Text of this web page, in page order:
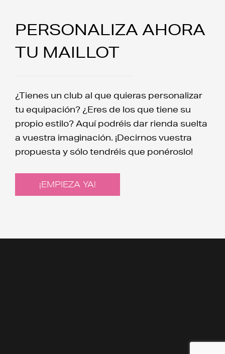
PERSONALIZA AHORA
TU MAILLOT
¿Tienes un club al que quieras personalizar
tu equipación? ¿Eres de los que tiene su
propio estilo? Aquí podréis dar rienda suelta
a vuestra imaginación. ¡Decirnos vuestra
propuesta y sólo tendréis que ponéroslo!
¡EMPIEZA YA!